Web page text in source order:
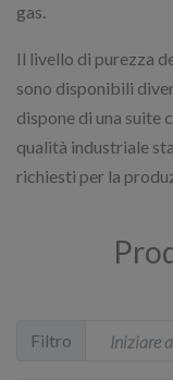
gas.
Il livello di purezza
sono disponibili
dispone di una suite
qualità industriale
richiesti per la
Filtro